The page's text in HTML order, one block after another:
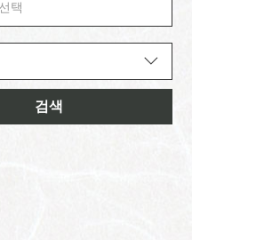
택
검색